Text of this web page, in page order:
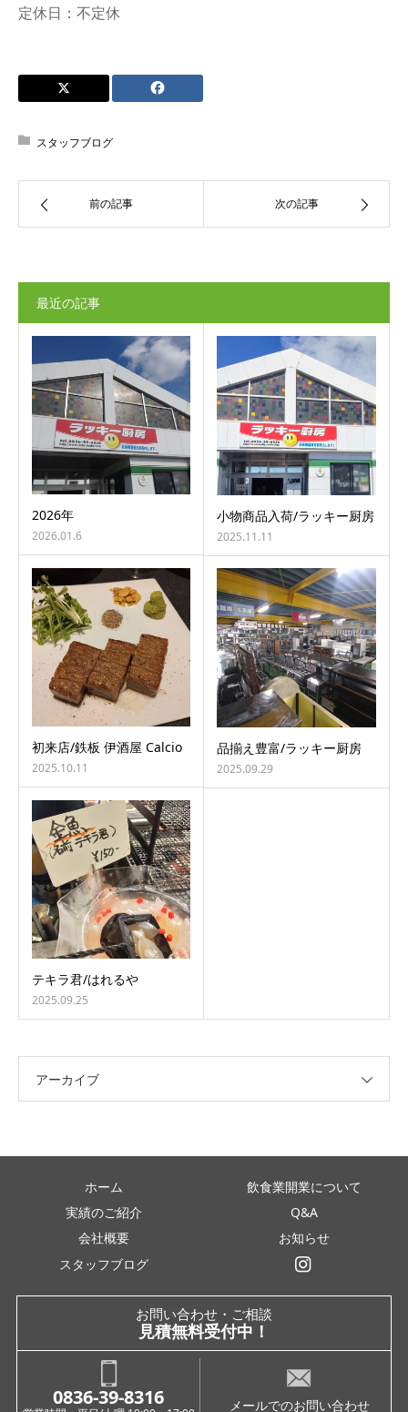
定休日：不定休
スタッフブログ
前の記事 次の記事
最近の記事
2026年
2026.01.6
小物商品入荷/ラッキー厨房
2025.11.11
初来店/鉄板 伊酒屋 Calcio
2025.10.11
品揃え豊富/ラッキー厨房
2025.09.29
テキラ君/はれるや
2025.09.25
アーカイブ
ホーム
飲食業開業について
実績のご紹介
Q&A
会社概要
お知らせ
スタッフブログ
お問い合わせ・ご相談
見積無料受付中！
0836-39-8316 メールでのお問い合わせ